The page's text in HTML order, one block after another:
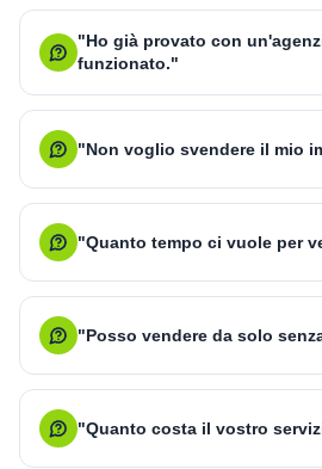
"Ho già provato con
funzionato."
"Non voglio svendere il mio
"Quanto tempo ci vuole per
"Posso vendere da solo
"Quanto costa il vostro